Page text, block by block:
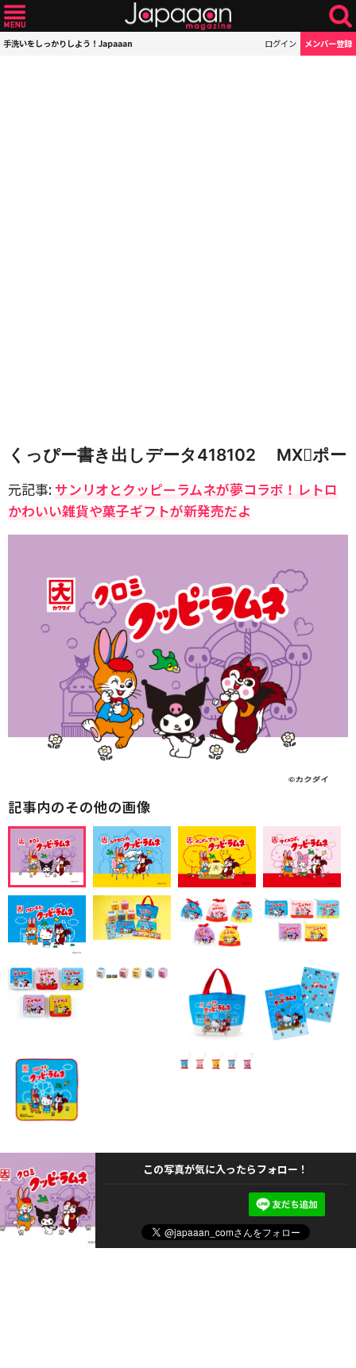
手洗いをしっかりしよう！Japaaan ログイン メンバー登録
くっぴー書き出しデータ418102 MXポー
元記事:サンリオとクッピーラムネが夢コラボ！レトロ
かわいい雑貨や菓子ギフトが新発売だよ
記事内のその他の画像
この写真が気に入ったらフォロー！